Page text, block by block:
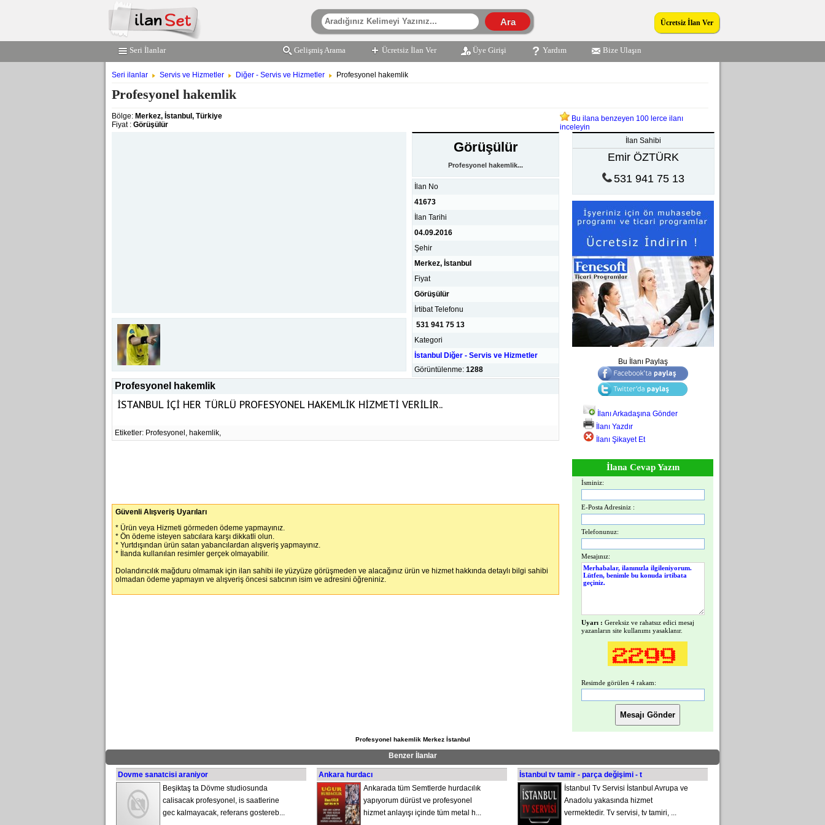
Ücretsiz İlan Ver
Seri İlanlar Gelişmiş Arama Ücretsiz İlan Ver Üye Girişi Yardım Bize Ulaşın
Seri ilanlar Servis ve Hizmetler Diğer - Servis ve Hizmetler Profesyonel hakemlik
Profesyonel hakemlik
Bölge: Merkez, İstanbul, Türkiye
Fiyat : Görüşülür
Bu ilana benzeyen 100 lerce ilanı
inceleyin
Görüşülür
Profesyonel hakemlik...
İlan No
41673
İlan Tarihi
04.09.2016
Şehir
Merkez, İstanbul
Fiyat
Görüşülür
İrtibat Telefonu
531 941 75 13
Kategori
İstanbul Diğer - Servis ve Hizmetler
Görüntülenme: 1288
Profesyonel hakemlik
İSTANBUL İÇİ HER TÜRLÜ PROFESYONEL HAKEMLİK HİZMETİ VERİLİR..
Etiketler: Profesyonel, hakemlik,
Güvenli Alışveriş Uyarıları
* Ürün veya Hizmeti görmeden ödeme yapmayınız.
* Ön ödeme isteyen satıcılara karşı dikkatli olun.
* Yurtdışından ürün satan yabancılardan alışveriş yapmayınız.
* İlanda kullanılan resimler gerçek olmayabilir.
Dolandırıcılık mağduru olmamak için ilan sahibi ile yüzyüze görüşmeden ve alacağınız ürün ve hizmet hakkında detaylı bilgi sahibi
olmadan ödeme yapmayın ve alışveriş öncesi satıcının isim ve adresini öğreniniz.
İlan Sahibi
Emir ÖZTÜRK
531 941 75 13
Bu İlanı Paylaş
İlanı Arkadaşına Gönder
İlanı Yazdır
İlanı Şikayet Et
İlana Cevap Yazın
İsminiz:
E-Posta Adresiniz :
Telefonunuz:
Mesajınız:
Uyarı : Gereksiz ve rahatsız edici mesaj
yazanların site kullanımı yasaklanır.
Resimde görülen 4 rakam:
Profesyonel hakemlik Merkez İstanbul
Benzer İlanlar
Dovme sanatcisi araniyor
Beşiktaş ta Dövme studiosunda
calisacak profesyonel, is saatlerine
gec kalmayacak, referans gostereb...
Ankara hurdacı
Ankarada tüm Semtlerde hurdacılık
yapıyorum dürüst ve profesyonel
hizmet anlayışı içinde tüm metal h...
İstanbul tv tamir - parça değişimi - t
İstanbul Tv Servisi İstanbul Avrupa ve
Anadolu yakasında hizmet
vermektedir. Tv servisi, tv tamiri, ...